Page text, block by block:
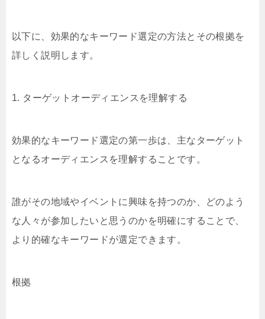
以下に、効果的なキーワード選定の方法とその根拠を
詳しく説明します。
1. ターゲットオーディエンスを理解する
効果的なキーワード選定の第一歩は、主なターゲット
となるオーディエンスを理解することです。
誰がその地域やイベントに興味を持つのか、どのよう
な人々が参加したいと思うのかを明確にすることで、
より的確なキーワードが選定できます。
根拠